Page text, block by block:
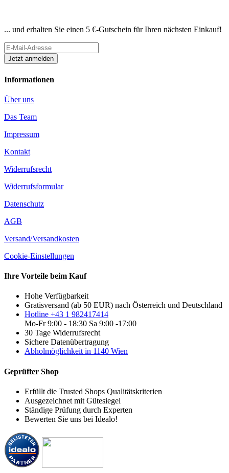
... und erhalten Sie einen 5 €-Gutschein für Ihren nächsten Einkauf!
Informationen
Über uns
Das Team
Impressum
Kontakt
Widerrufsrecht
Widerrufsformular
Datenschutz
AGB
Versand/Versandkosten
Cookie-Einstellungen
Ihre Vorteile beim Kauf
Hohe Verfügbarkeit
Gratisversand (ab 50 EUR) nach Österreich und Deutschland
Hotline +43 1 982417414
Mo-Fr 9:00 - 18:30 Sa 9:00 -17:00
30 Tage Widerrufsrecht
Sichere Datenübertragung
Abholmöglichkeit in 1140 Wien
Geprüfter Shop
Erfüllt die Trusted Shops Qualitätskriterien
Ausgezeichnet mit Gütesiegel
Ständige Prüfung durch Experten
Bewerten Sie uns bei Idealo!